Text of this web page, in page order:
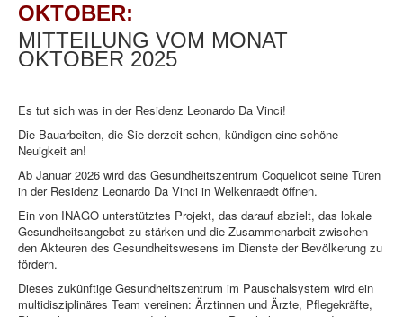
OKTOBER:
MITTEILUNG VOM MONAT
OKTOBER 2025
Es tut sich was in der Residenz Leonardo Da Vinci!
Die Bauarbeiten, die Sie derzeit sehen, kündigen eine schöne
Neuigkeit an!
Ab Januar 2026 wird das Gesundheitszentrum Coquelicot seine Türen
in der Residenz Leonardo Da Vinci in Welkenraedt öffnen.
Ein von INAGO unterstütztes Projekt, das darauf abzielt, das lokale
Gesundheitsangebot zu stärken und die Zusammenarbeit zwischen
den Akteuren des Gesundheitswesens im Dienste der Bevölkerung zu
fördern.
Dieses zukünftige Gesundheitszentrum im Pauschalsystem wird ein
multidisziplinäres Team vereinen: Ärztinnen und Ärzte, Pflegekräfte,